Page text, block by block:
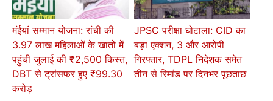
मंईयां सम्मान योजना: रांची की
3.97 लाख महिलाओं के खातों में
पहुंची जुलाई की ₹2,500 किस्त,
DBT से ट्रांसफर हुए ₹99.30
करोड़
JPSC परीक्षा घोटाला: CID का
बड़ा एक्शन, 3 और आरोपी
गिरफ्तार, TDPL निदेशक समेत
तीन से रिमांड पर दिनभर पूछताछ